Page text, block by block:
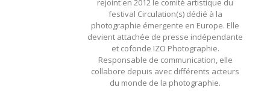
rejoint en 2012 le comité artistique du
festival Circulation(s) dédié à la
photographie émergente en Europe. Elle
devient attachée de presse indépendante
et cofonde IZO Photographie.
Responsable de communication, elle
collabore depuis avec différents acteurs
du monde de la photographie.